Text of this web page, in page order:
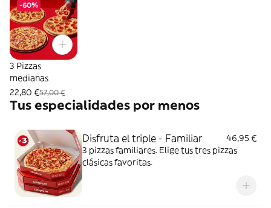
-60%
3 Pizzas
medianas
22,80 €57,00 €
Tus especialidades por menos
Disfruta el triple - Familiar
46,95 €
3 pizzas familiares. Elige tus tres pizzas
clásicas favoritas.